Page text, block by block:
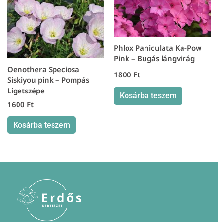
Oenothera Speciosa
Siskiyou pink – Pompás
Ligetszépe
1600 Ft
Kosárba teszem
Phlox Paniculata Ka-Pow
Pink – Bugás lángvirág
1800 Ft
Kosárba teszem